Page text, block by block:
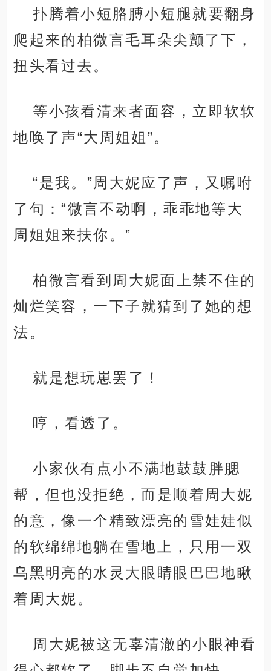
扑腾着小短胳膊小短腿就要翻身
爬起来的柏微言毛耳朵尖颤了下，
扭头看过去。
等小孩看清来者面容，立即软软
地唤了声“大周姐姐”。
“是我。”周大妮应了声，又嘱咐
了句：“微言不动啊，乖乖地等大
周姐姐来扶你。”
柏微言看到周大妮面上禁不住的
灿烂笑容，一下子就猜到了她的想
法。
就是想玩崽罢了！
哼，看透了。
小家伙有点小不满地鼓鼓胖腮
帮，但也没拒绝，而是顺着周大妮
的意，像一个精致漂亮的雪娃娃似
的软绵绵地躺在雪地上，只用一双
乌黑明亮的水灵大眼睛眼巴巴地瞅
着周大妮。
周大妮被这无辜清澈的小眼神看